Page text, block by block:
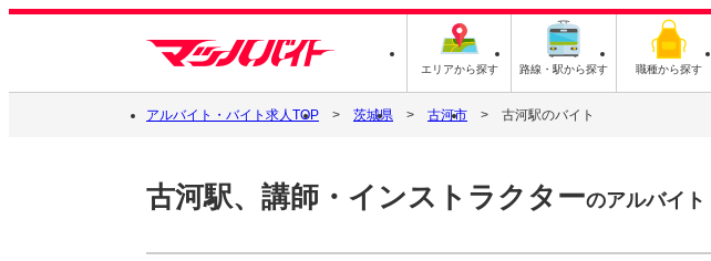
エリアから探す 路線・駅から探す 職種から探す
アルバイト・バイト求人TOP 茨城県 古河市 古河駅のバイト
古河駅、講師・インストラクターのアルバイ